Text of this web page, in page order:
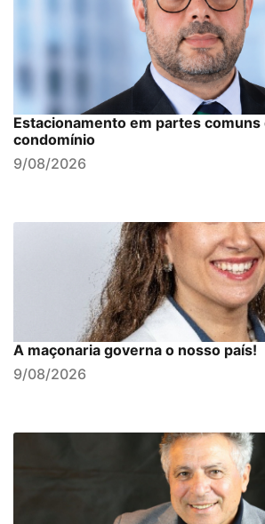
Estacionamento em partes comuns
condomínio
9/08/2026
A maçonaria governa o nosso país!
9/08/2026